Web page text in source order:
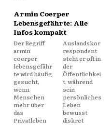
Armin Coerper
Lebensgefährte: Alle
Infos kompakt
Der Begriff
armin
coerper
lebensgefähr
te wird häufig
gesucht,
wenn
Menschen
mehr über
das
Privatleben
Auslandskor
respondent
steht er oft in
der
Öffentlichkei
t, während
sein
persönliches
Leben
bewusst
diskret